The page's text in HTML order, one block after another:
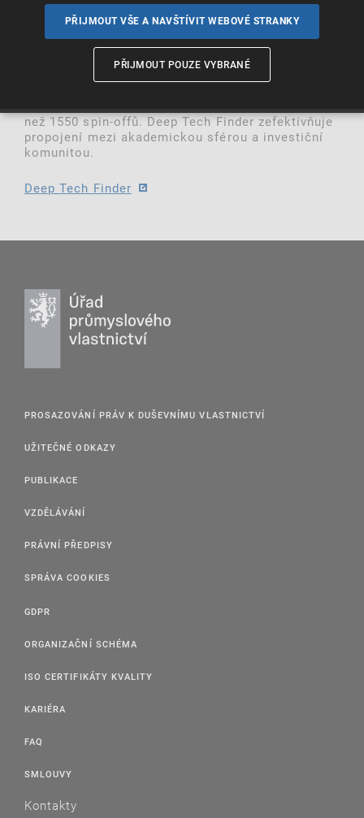
Deep Tech Finder
EPO dále upgradoval svůj nástroj Deep Tech
než 1550 spin-offů. Deep Tech Finder zefektivňuje
propojení mezi akademickou sférou a investiční
komunitou.
Deep Tech Finder
PROSAZOVÁNÍ PRÁV K DUŠEVNÍMU VLASTNICTVÍ
UŽITEČNÉ ODKAZY
PUBLIKACE
VZDĚLÁVÁNÍ
PRÁVNÍ PŘEDPISY
SPRÁVA COOKIES
GDPR
ORGANIZAČNÍ SCHÉMA
ISO CERTIFIKÁTY KVALITY
KARIÉRA
FAQ
SMLOUVY
Kontakty
PŘIJMOUT VŠE A NAVŠTÍVIT WEBOVÉ STRANKY
PŘIJMOUT POUZE VYBRANÉ